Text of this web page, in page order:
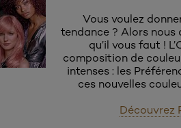
Vous voulez
tendance ? Alors
qu’il vous faut !
composition de
intenses : les
ces nouvelles
Découvrez